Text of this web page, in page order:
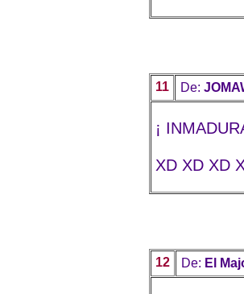
11 De:
¡
XD XD XD
12 De: El